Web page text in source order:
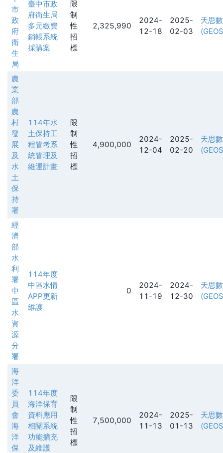
市
政
府
衛
生
局
臺中市政
府衛生局
多元繳費
銷帳系統
採購案
限
制
性
招
標
2,325,990
2024-
12-18
2025-
02-03
天思
農
業
部
農
村
發
展
及
水
土
保
持
署
114年水
土保持工
程管考系
統管理及
維運計畫
限
制
性
招
標
4,900,000
2024-
12-04
2025-
02-20
天思
經
濟
部
水
利
署
中
區
水
資
源
分
署
114年度
中區水情
APP更新
維護
0
2024-
11-19
2024-
12-30
天思
海
洋
委
員
會
海
洋
保
114年度
海洋保育
資料應用
相關系統
功能擴充
及維護
限
制
性
招
標
7,500,000
2024-
11-13
2025-
01-13
天思